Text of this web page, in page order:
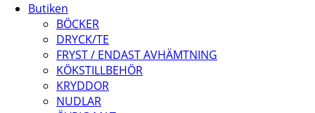
Butiken
BÖCKER
DRYCK/TE
FRYST / ENDAST AVHÄMTNING
KÖKSTILLBEHÖR
KRYDDOR
NUDLAR